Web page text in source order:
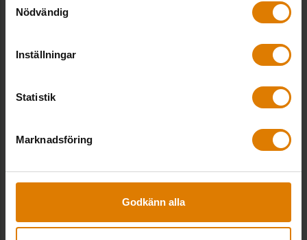
Nödvändig
Inställningar
Statistik
Marknadsföring
Godkänn alla
Orange dag mot kvinnovåld – och